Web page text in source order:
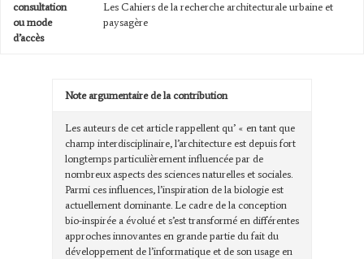
consultation
ou mode
d’accès
Les Cahiers de la recherche architecturale urbaine et
paysagère
Note argumentaire de la contribution
Les auteurs de cet article rappellent qu’ « en tant que
champ interdisciplinaire, l’architecture est depuis fort
longtemps particulièrement influencée par de
nombreux aspects des sciences naturelles et sociales.
Parmi ces influences, l’inspiration de la biologie est
actuellement dominante. Le cadre de la conception
bio-inspirée a évolué et s’est transformé en différentes
approches innovantes en grande partie du fait du
développement de l’informatique et de son usage en